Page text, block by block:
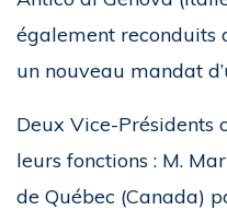
également reconduits
un nouveau mandat
Deux Vice-Présidents
leurs fonctions : M.
de Québec (Canada)